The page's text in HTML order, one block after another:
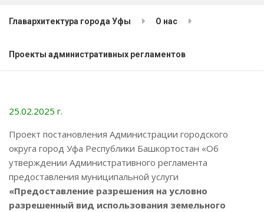
Главархитектура города Уфы О нас
Проекты административных регламентов
25.02.2025 г.
Проект постановления Администрации городского
округа город Уфа Республики Башкортостан «Об
утверждении Административного регламента
предоставления муниципальной услуги
«Предоставление разрешения на условно
разрешенный вид использования земельного